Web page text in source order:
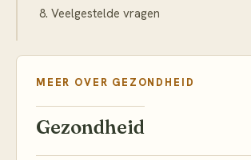
Veelgestelde vragen
MEER OVER GEZONDHEID
Gezondheid